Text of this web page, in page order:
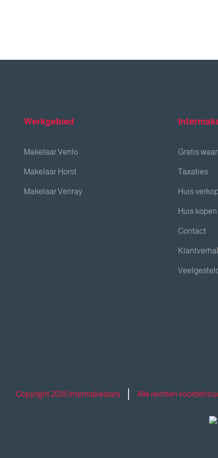
Werkgebied
Makelaar Venlo
Makelaar Horst
Makelaar Venray
Gratis
Taxaties
Huis
Huis kopen
Contact
Copyright 2026 Intermakelaars Alle rechten